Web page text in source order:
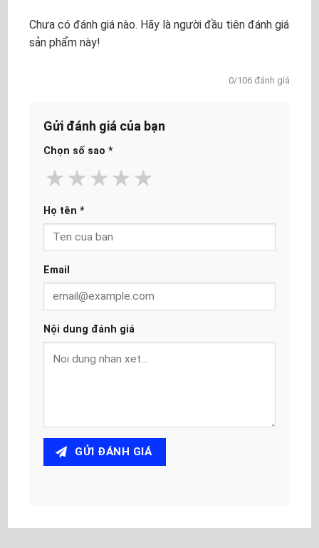
Chưa có đánh giá nào. Hãy là người đầu tiên đánh giá
sản phẩm này!
0/106 đánh giá
Gửi đánh giá của bạn
Chọn số sao *
★
★
★
★
★
Họ tên *
Email
Nội dung đánh giá
GỬI ĐÁNH GIÁ